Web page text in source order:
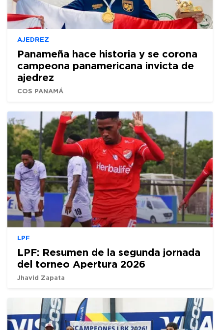
AJEDREZ
Panameña hace historia y se corona
campeona panamericana invicta de
ajedrez
COS PANAMÁ
LPF
LPF: Resumen de la segunda jornada
del torneo Apertura 2026
Jhavid Zapata